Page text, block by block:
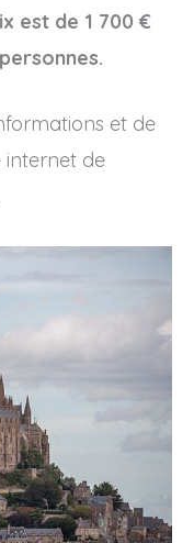
est de 1 700 €
et de
internet de